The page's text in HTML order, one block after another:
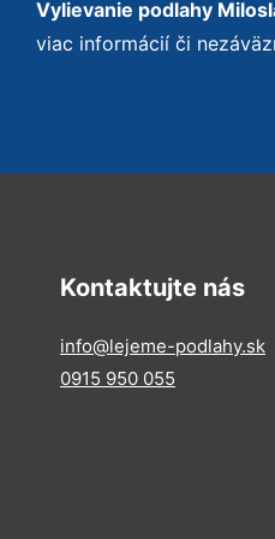
Vylievanie podlahy
viac informácií či
Kontaktujte nás
info@lejeme-podlahy.sk
0915 950 055